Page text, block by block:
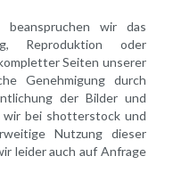
wir das
Reproduktion oder
Seiten unserer
Genehmigung durch
der Bilder und
wir bei shotterstock und
Nutzung dieser
leider auch auf Anfrage